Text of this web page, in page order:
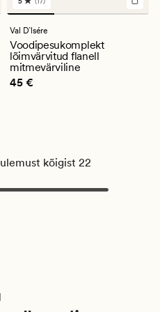
17
arvustust
keskmise
hinnanguga
5
Val D`lsére
Voodipesukomplekt
lõimvärvitud flanell
mitmevärviline
Pris_ee
45 €
kõigist 22